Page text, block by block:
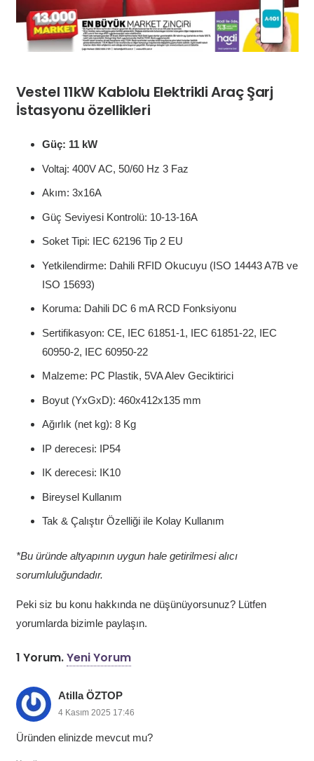
Vestel 11kW Kablolu Elektrikli Araç Şarj
İstasyonu özellikleri
Güç: 11 kW
Voltaj: 400V AC, 50/60 Hz 3 Faz
Akım: 3x16A
Güç Seviyesi Kontrolü: 10-13-16A
Soket Tipi: IEC 62196 Tip 2 EU
Yetkilendirme: Dahili RFID Okucuyu (ISO 14443 A7B ve
ISO 15693)
Koruma: Dahili DC 6 mA RCD Fonksiyonu
Sertifikasyon: CE, IEC 61851-1, IEC 61851-22, IEC
60950-2, IEC 60950-22
Malzeme: PC Plastik, 5VA Alev Geciktirici
Boyut (YxGxD): 460x412x135 mm
Ağırlık (net kg): 8 Kg
IP derecesi: IP54
IK derecesi: IK10
Bireysel Kullanım
Tak & Çalıştır Özelliği ile Kolay Kullanım
*Bu üründe altyapının uygun hale getirilmesi alıcı
sorumluluğundadır.
Peki siz bu konu hakkında ne düşünüyorsunuz? Lütfen
yorumlarda bizimle paylaşın.
1 Yorum.Yeni Yorum
Atilla ÖZTOP
4 Kasım 2025 17:46
Üründen elinizde mevcut mu?